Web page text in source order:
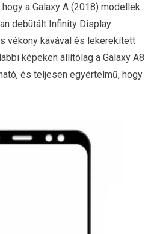
a Galaxy A (2018) modellek
debütált Infinity Display
vékony kávával és lekerekített
képeken állítólag a Galaxy A8
és teljesen egyértelmű, hogy